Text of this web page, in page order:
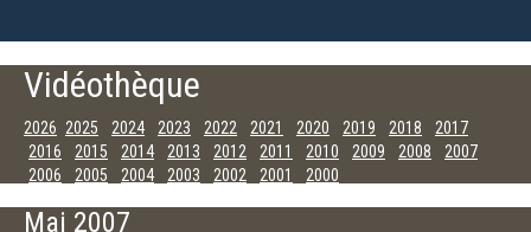
Vidéothèque
2026 2025 2024 2023 2022 2021 2020 2019 2018
2017
2016
2015 2014 2013 2012 2011 2010 2009 2008
2007
2006
2005 2004 2003 2002 2001
2000
Mars
Février
Mai 2007